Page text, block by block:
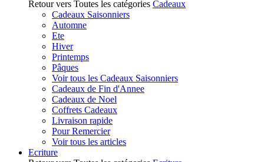
Retour vers Toutes les catégories Cadeaux
Cadeaux Saisonniers
Automne
Ete
Hiver
Printemps
Pâques
Voir tous les Cadeaux Saisonniers
Cadeaux de Fin d'Annee
Cadeaux de Noel
Coffrets Cadeaux
Livraison rapide
Pour Remercier
Voir tous les articles
Ecriture